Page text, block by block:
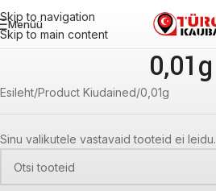
Skip to navigation
Skip to main content
Menüü
0,01g
Esileht Product Kiudained 0,01g
Sinu valikutele vastavaid tooteid ei leidu.